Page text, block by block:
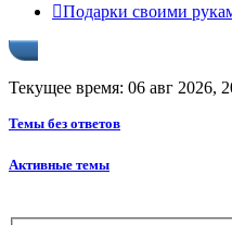
Подарки своими
Текущее время: 06 авг 2026,
Темы без ответов
Активные темы